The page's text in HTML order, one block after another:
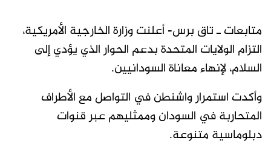
متابعات ـ تاق برس- أعلنت وزارة الخارجية الأمريكية،
التزام الولايات المتحدة بدعم الحوار الذي يؤدي إلى
السلام، لإنهاء معاناة السودانيين.
وأكدت استمرار واشنطن في التواصل مع الأطراف
المتحاربة في السودان وممثليهم عبر قنوات
دبلوماسية متنوعة.